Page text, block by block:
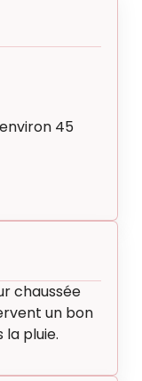
45
chaussée
un bon
pluie.